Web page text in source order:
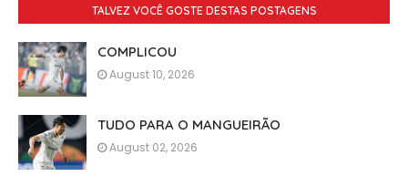
TALVEZ VOCÊ GOSTE DESTAS POSTAGENS
COMPLICOU
August 10, 2026
TUDO PARA O MANGUEIRÃO
August 02, 2026